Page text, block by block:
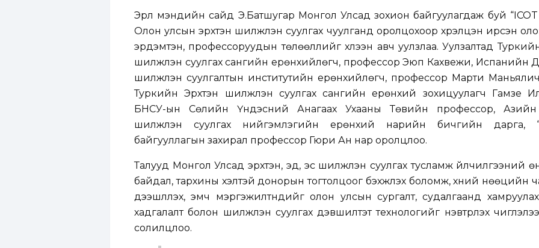
Эрүүл мэндийн сайд Э.Батшугар Монгол Улсад зохион байгуулагдаж буй “ICOT
Олон улсын эрхтэн шилжүүлэн суулгах чуулганд оролцохоор хүрэлцэн ирсэн
эрдэмтэн, профессоруудын төлөөллийг хүлээн авч уулзлаа. Уулзалтад
шилжүүлэн суулгах сангийн ерөнхийлөгч, профессор Эюп Кахвежи, Испанийн
шилжүүлэн суулгалтын институтийн ерөнхийлөгч, профессор Марти
Туркийн Эрхтэн шилжүүлэн суулгах сангийн ерөнхий зохицуулагч Гамзе
БНСУ-ын Сөүлийн Үндэсний Анагаах Ухааны Төвийн профессор, Азийн
шилжүүлэн суулгах нийгэмлэгийн ерөнхий нарийн бичгийн дарга,
байгууллагын захирал профессор Гюри Ан нар оролцлоо.
Талууд Монгол Улсад эрхтэн, эд, эс шилжүүлэн суулгах тусламж үйлчилгээний
байдал, тархины үхэлтэй донорын тогтолцоог бэхжүүлэх боломж, хүний нөөцийн
дээшлүүлэх, эмч мэргэжилтнүүдийг олон улсын сургалт, судалгаанд
хадгалалт болон шилжүүлэн суулгах дэвшилтэт технологийг нэвтрүүлэх
солилцлоо.